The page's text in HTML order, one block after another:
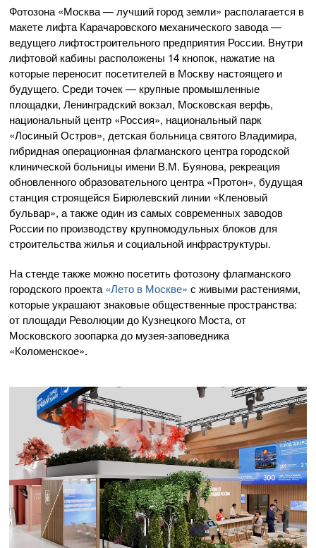
Фотозона «Москва — лучший город земли» располагается в
макете лифта Карачаровского механического завода —
ведущего лифтостроительного предприятия России. Внутри
лифтовой кабины расположены 14 кнопок, нажатие на
которые переносит посетителей в Москву настоящего и
будущего. Среди точек — крупные промышленные
площадки, Ленинградский вокзал, Московская верфь,
национальный центр «Россия», национальный парк
«Лосиный Остров», детская больница святого Владимира,
гибридная операционная флагманского центра городской
клинической больницы имени В.М. Буянова, рекреация
обновленного образовательного центра «Протон», будущая
станция строящейся Бирюлевский линии «Кленовый
бульвар», а также один из самых современных заводов
России по производству крупномодульных блоков для
строительства жилья и социальной инфраструктуры.
На стенде также можно посетить фотозону флагманского
городского проекта «Лето в Москве» с живыми растениями,
которые украшают знаковые общественные пространства:
от площади Революции до Кузнецкого Моста, от
Московского зоопарка до музея-заповедника
«Коломенское».